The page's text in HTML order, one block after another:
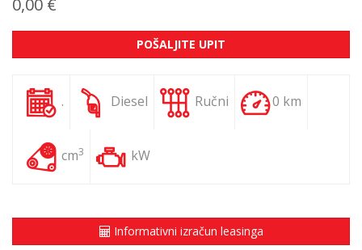
POŠALJITE UPIT
. Diesel Ručni 0 km
cm3 kW
Informativni izračun leasinga